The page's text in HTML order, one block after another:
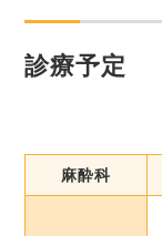
診療予定
麻酔科